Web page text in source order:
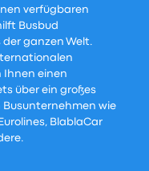
verfügbaren
Busbud
ganzen Welt.
Ihnen einen
über ein großes
wie
BlablaCar